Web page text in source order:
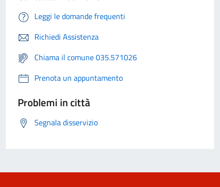
Leggi le domande frequenti
Richiedi Assistenza
Chiama il comune 035.571026
Prenota un appuntamento
Problemi in città
Segnala disservizio